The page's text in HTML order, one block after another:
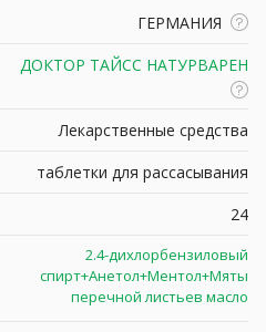
ГЕРМАНИЯ
ДОКТОР ТАЙСС НАТУРВАРЕН
Лекарственные средства
таблетки для рассасывания
24
2.4-дихлорбензиловый
спирт+Анетол+Ментол+Мяты
перечной листьев масло